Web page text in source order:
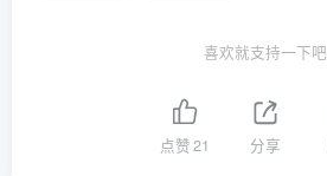
喜欢就支持一下吧
点赞21 分享